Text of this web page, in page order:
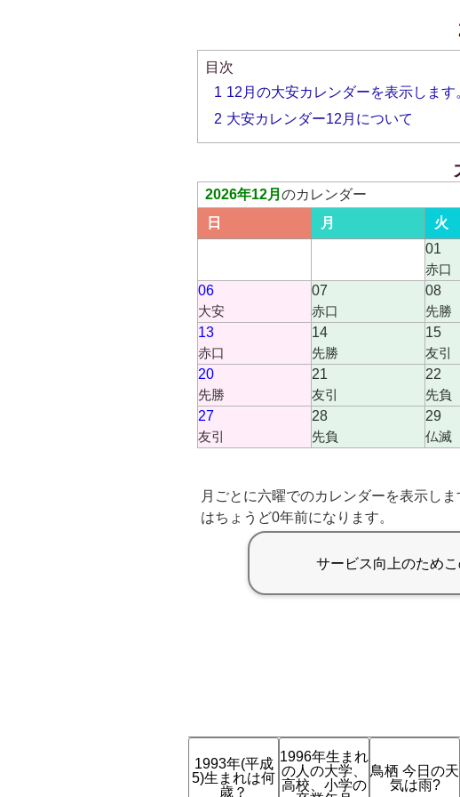
目次
1 12月の大安カレンダーを表示します
2 大安カレンダー12月について
2026年12月 のカレンダー
日
月 火
01
赤口
06
大安
07
赤口
08
先勝
13
赤口
14
先勝
15
友引
20
先勝
21
友引
22
先負
27
友引
28
先負
29
仏滅
月ごとに六曜でのカレンダーを表示し
はちょうど0年前になります。
1993年(平成
5)生まれは何
歳？
1996年生まれ
の人の大学、
高校、小学の
鳥栖 今日の天
気は雨?